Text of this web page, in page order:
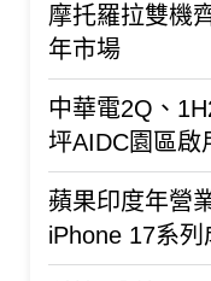
摩托羅拉雙機
年市場
中華電2Q、
坪AIDC園區啟
蘋果印度年營
iPhone 17系列